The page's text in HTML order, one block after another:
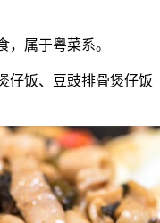
，属于粤菜系。
仔饭、豆豉排骨煲仔饭